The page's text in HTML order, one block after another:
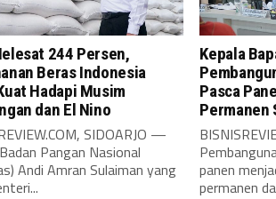
244 Persen,
Beras Indonesia
Hadapi Musim
dan El Nino
SIDOARJO —
Pangan Nasional
Andi Amran Sulaiman yang
Kepala
Pasca
Permanen
panen
permanen